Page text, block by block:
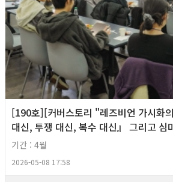
[190호][커버스토리 "레즈비언 가시화
대신, 투쟁 대신, 복수 대신』 그리고 심
기간 : 4월
2026-05-08 17:58